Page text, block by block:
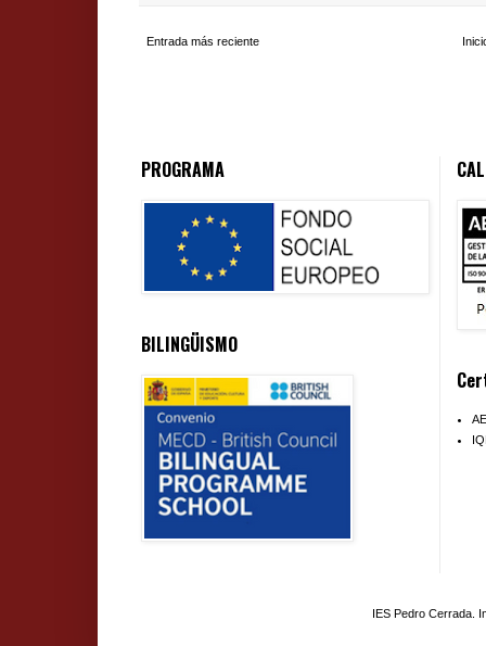
Entrada más reciente
PROGRAMA
BILINGÜISMO
IES Pedro Cerrada.